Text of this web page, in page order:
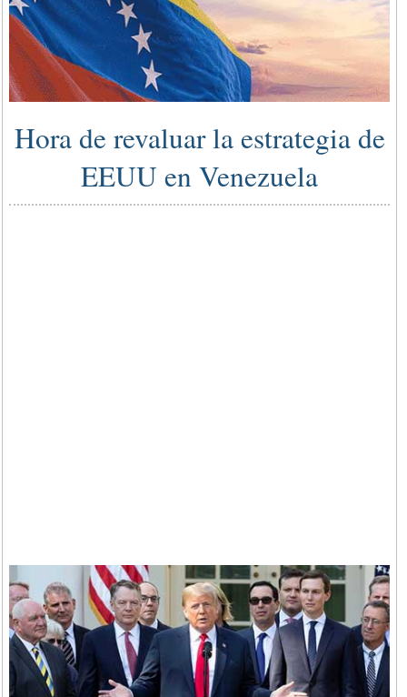
Hora de revaluar la estrategia de
EEUU en Venezuela